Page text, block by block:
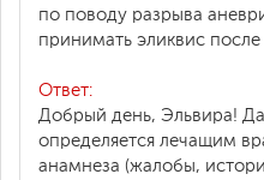
по поводу разрыва
принимать эликвис
Ответ:
Добрый день, Эльвира!
определяется лечащим
анамнеза (жалобы,